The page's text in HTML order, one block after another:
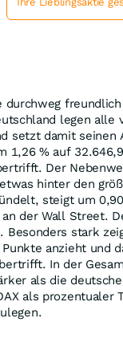
durchweg
legen alle
setzt damit
1,26 % auf
Der
hinter den
steigt um
der Wall Street.
Besonders stark
anzieht und
In der
als die
als prozentualer